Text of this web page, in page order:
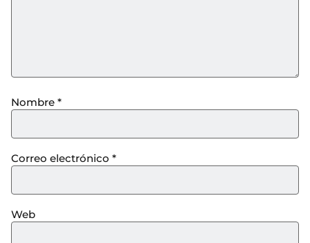
Nombre *
Correo electrónico *
Web